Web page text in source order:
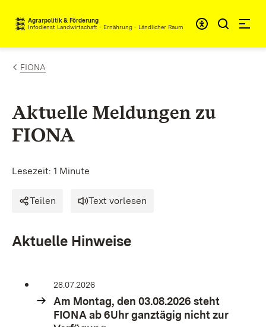
Zum Inhalt springen
Agrarpolitik & Förderung
Infodienst Landwirtschaft - Ernährung - Ländlicher Raum
FIONA
Aktuelle Meldungen zu
FIONA
Lesezeit: 1 Minute
Teilen Text vorlesen
Aktuelle Hinweise
28.07.2026
Am Montag, den 03.08.2026 steht
FIONA ab 6Uhr ganztägig nicht zur